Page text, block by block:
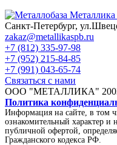
Санкт-Петербург,
zakaz@metallikaspb.ru
+7 (812) 335-97-98
+7 (952) 215-84-85
+7 (991) 043-65-74
Связаться с нами
ООО "МЕТАЛЛИКА"
Политика
Информация на сайте, в том
ознакомительный характер и
публичной офертой,
Гражданского кодекса РФ.